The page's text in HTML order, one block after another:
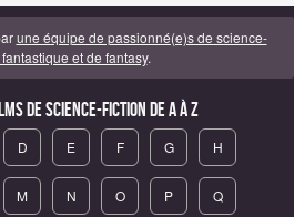
une équipe de passionné(e)s de science-
et de fantasy.
de science-fiction de A à Z
D E F G H
M N O P Q